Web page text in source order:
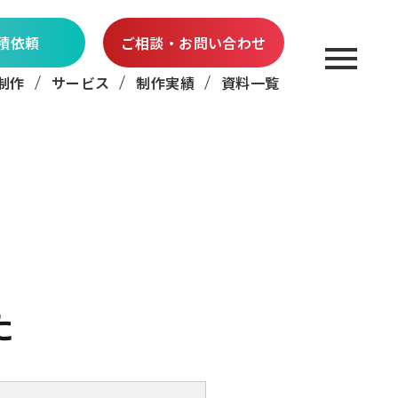
作 サービス 制作実績 資料一覧
依頼 ご相談・お問い合わせ